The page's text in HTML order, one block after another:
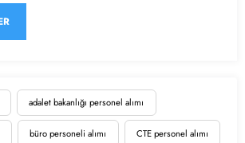
adalet bakanlığı personel alımı
büro personeli alımı CTE personel alımı